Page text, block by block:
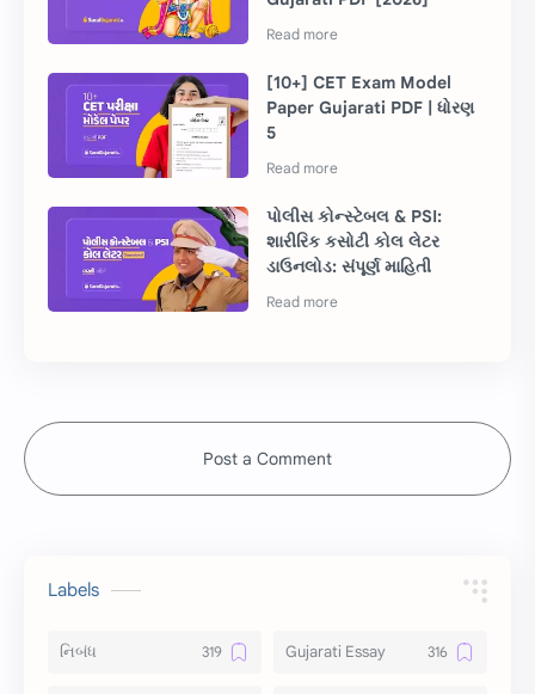
[10+] CET Exam Model
Paper Gujarati PDF | ધોરણ
5
પોલીસ કોન્સ્ટેબલ & PSI:
શારીરિક કસોટી કોલ લેટર
ડાઉનલોડ: સંપૂર્ણ માહિતી
Post a Comment
Labels
નિબંધ Gujarati Essay